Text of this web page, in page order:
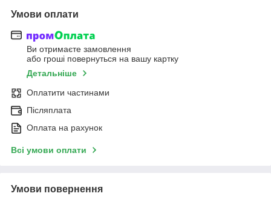
Умови оплати
Ви отримаєте замовлення
або гроші повернуться на вашу картку
Детальніше
Оплатити частинами
Післяплата
Оплата на рахунок
Всі умови оплати
Умови повернення